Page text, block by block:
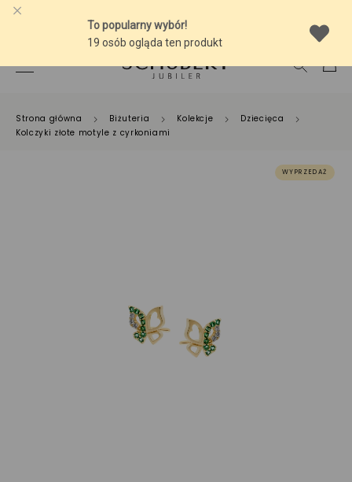
Strona główna Biżuteria Kolekcje
Dziecięca
Kolczyki złote motyle z cyrkoniami
WYPRZEDAŻ